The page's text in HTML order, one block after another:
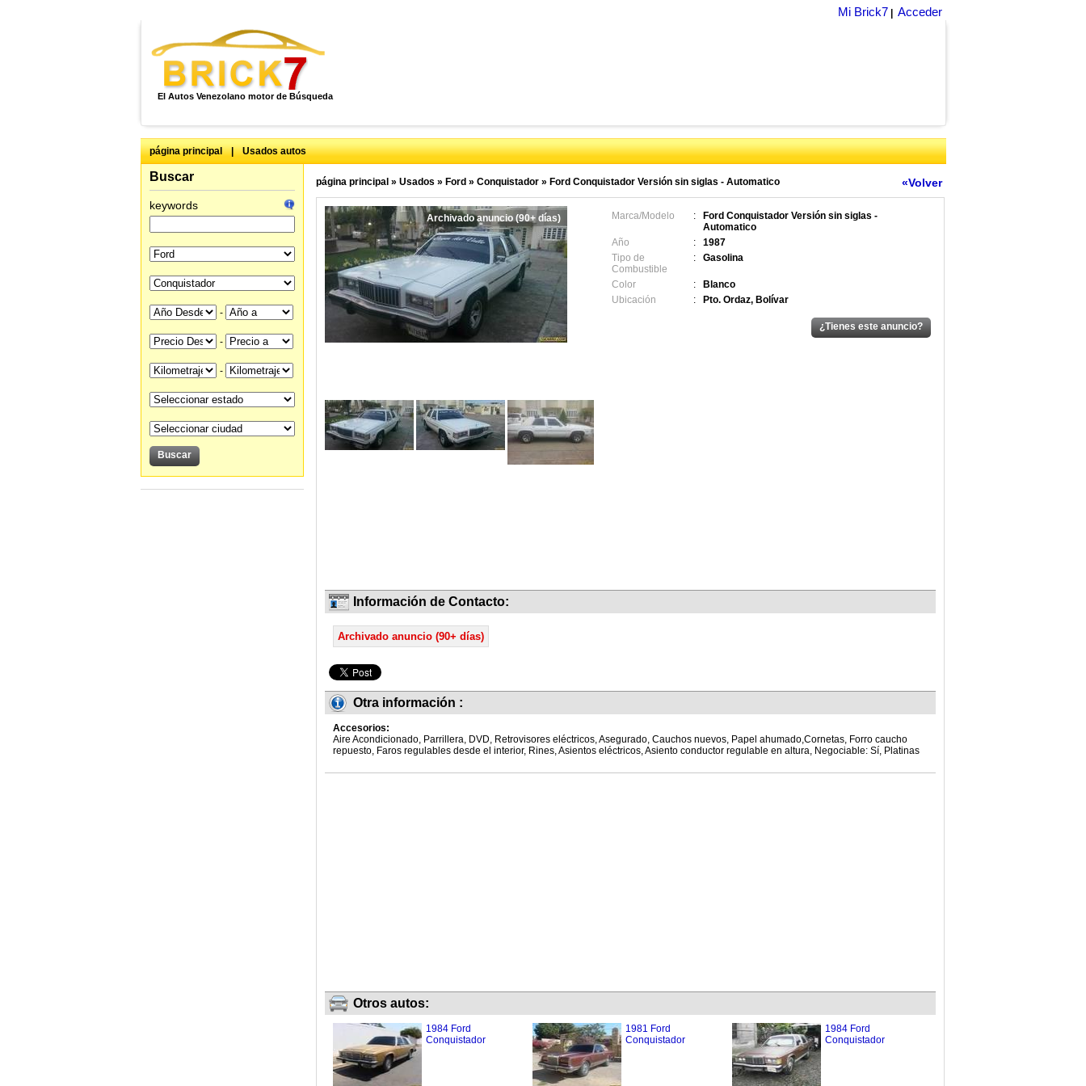
Mi Brick7 Acceder
El Autos Venezolano motor de Búsqueda
página principal | Usados autos
Buscar
keywords
-
-
-
«Volver
página principal » Usados » Ford » Conquistador» Ford Conquistador Versión sin siglas - Automatico
Archivado anuncio (90+ días) Marca/Modelo :
Ford Conquistador Versión sin siglas -
Automatico
Año
:
1987
Tipo de
Combustible
: Gasolina
Color :
Blanco
Ubicación
: Pto. Ordaz, Bolívar
Información de Contacto:
Archivado anuncio (90+ días)
Otra información :
Accesorios:
Aire Acondicionado, Parrillera, DVD, Retrovisores eléctricos, Asegurado, Cauchos nuevos, Papel ahumado,Cornetas, Forro caucho
repuesto, Faros regulables desde el interior, Rines, Asientos eléctricos, Asiento conductor regulable en altura, Negociable: Sí, Platinas
Otros autos:
1984 Ford
Conquistador
1981 Ford
Conquistador
1984 Ford
Conquistador